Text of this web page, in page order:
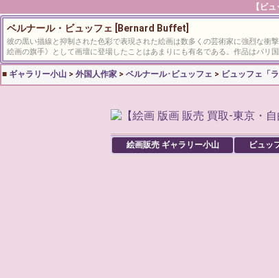
【ビ
ベルナール・ビュッフェ [Bernard Buffet]
彼の黒い描線と抑制された色彩で表現された絵画は数多くの芸術家に強烈な衝
絵画の旗手》として画壇に登場したことはあまりにも有名である。作品はパリ
■ ギャラリー小山 > 外国人作家 > ベルナール･ビュッフェ > ビュッフェ「
絵画販売 ギャラリー小山 ビュッ